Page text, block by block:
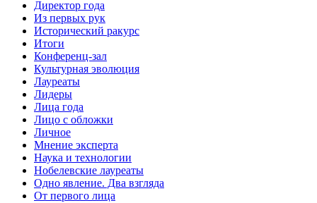
Директор года
Из первых рук
Исторический ракурс
Итоги
Конференц-зал
Культурная эволюция
Лауреаты
Лидеры
Лица года
Лицо с обложки
Личное
Мнение эксперта
Наука и технологии
Нобелевские лауреаты
Одно явление. Два взгляда
От первого лица